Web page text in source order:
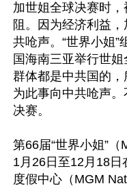
加世姐全球决赛时
阻。因为经济利益
共呛声。“世界小姐”
国海南三亚举行世
群体都是中共国的，
为此事向中共呛声
决赛。
第66届“世界小姐”
1月26日至12月18
度假中心（MGM